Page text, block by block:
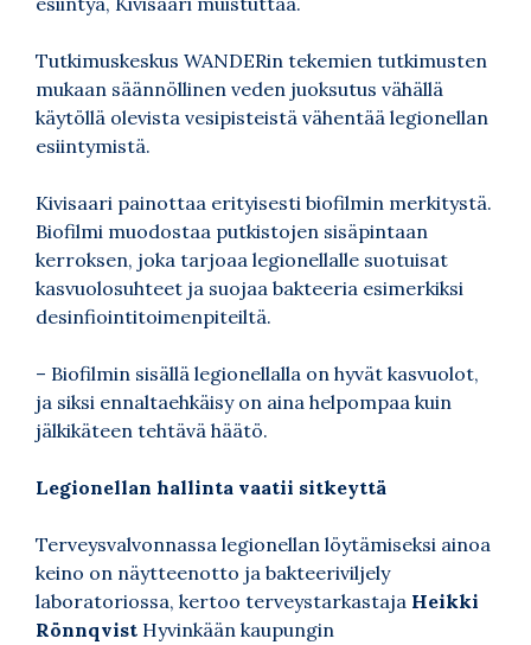
Tutkimuskeskus WANDERin tekemien tutkimusten
mukaan säännöllinen veden juoksutus vähällä
käytöllä olevista vesipisteistä vähentää legionellan
esiintymistä.
Kivisaari painottaa erityisesti biofilmin merkitystä.
Biofilmi muodostaa putkistojen sisäpintaan
kerroksen, joka tarjoaa legionellalle suotuisat
kasvuolosuhteet ja suojaa bakteeria esimerkiksi
desinfiointitoimenpiteiltä.
– Biofilmin sisällä legionellalla on hyvät kasvuolot,
ja siksi ennaltaehkäisy on aina helpompaa kuin
jälkikäteen tehtävä häätö.
Legionellan hallinta vaatii sitkeyttä
Terveysvalvonnassa legionellan löytämiseksi ainoa
keino on näytteenotto ja bakteeriviljely
laboratoriossa, kertoo terveystarkastaja Heikki
Rönnqvist Hyvinkään kaupungin